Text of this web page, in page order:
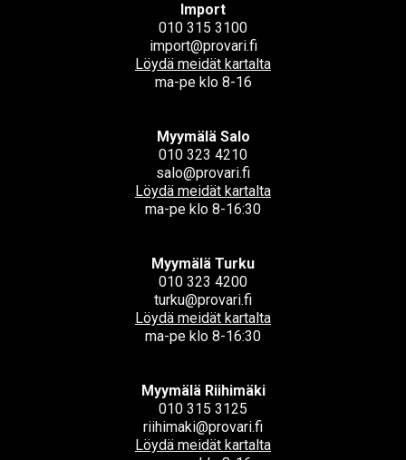
Import
010 315 3100
import@provari.fi
Löydä meidät kartalta
ma-pe klo 8-16
Myymälä Salo
010 323 4210
salo@provari.fi
Löydä meidät kartalta
ma-pe klo 8-16:30
Myymälä Turku
010 323 4200
turku@provari.fi
Löydä meidät kartalta
ma-pe klo 8-16:30
Myymälä Riihimäki
010 315 3125
riihimaki@provari.fi
Löydä meidät kartalta